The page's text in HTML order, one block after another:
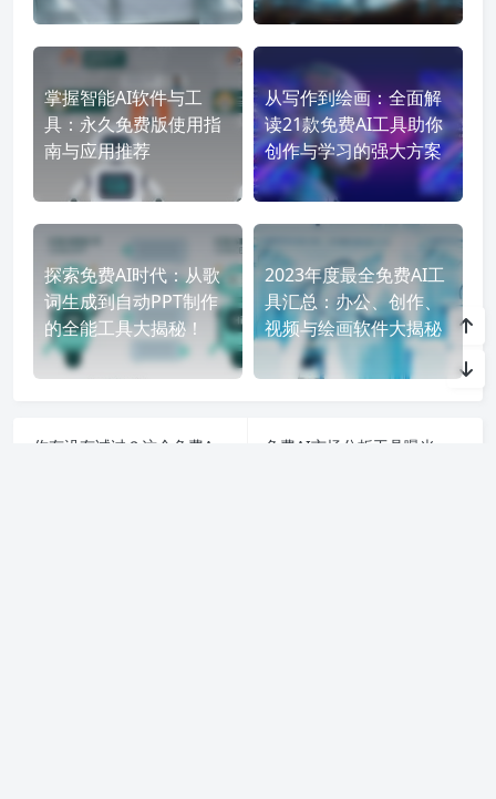
掌握智能AI软件与工
具：永久免费版使用指
南与应用推荐
从写作到绘画：全面解
读21款免费AI工具助你
创作与学习的强大方案
探索免费AI时代：从歌
词生成到自动PPT制作
的全能工具大揭秘！
2023年度最全免费AI工
具汇总：办公、创作、
视频与绘画软件大揭秘